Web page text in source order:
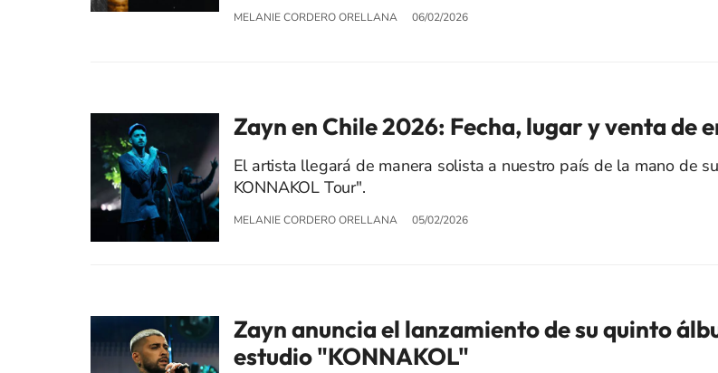
MELANIE CORDERO ORELLANA 06/02/2026
Zayn en Chile 2026: Fecha, lugar y venta de
El artista llegará de manera solista a nuestro país de la mano de
KONNAKOL Tour".
MELANIE CORDERO ORELLANA 05/02/2026
Zayn anuncia el lanzamiento de su quinto
estudio "KONNAKOL"